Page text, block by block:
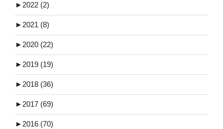
►2022 (2)
►2021 (8)
►2020 (22)
►2019 (19)
►2018 (36)
►2017 (69)
►2016 (70)